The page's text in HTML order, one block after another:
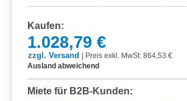
Kaufen:
1.028,79 €
zzgl. Versand
Preis exkl. MwSt: 864,53 €
Ausland abweichend
Miete für B2B-Kunden: